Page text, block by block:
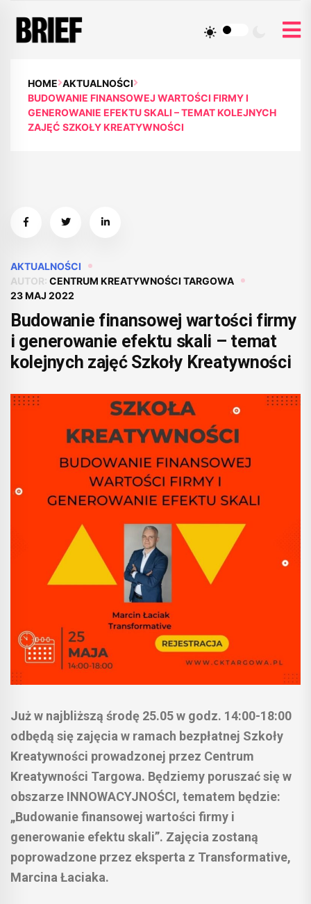
HOME AKTUALNOŚCI
BUDOWANIE FINANSOWEJ WARTOŚCI FIRMY I
GENEROWANIE EFEKTU SKALI – TEMAT KOLEJNYCH
ZAJĘĆ SZKOŁY KREATYWNOŚCI
AKTUALNOŚCI
AUTOR: CENTRUM KREATYWNOŚCI TARGOWA
23 MAJ 2022
Budowanie finansowej wartości firmy
i generowanie efektu skali – temat
kolejnych zajęć Szkoły Kreatywności
Już w najbliższą środę 25.05 w godz. 14:00-18:00
odbędą się zajęcia w ramach bezpłatnej Szkoły
Kreatywności prowadzonej przez Centrum
Kreatywności Targowa. Będziemy poruszać się w
obszarze INNOWACYJNOŚCI, tematem będzie:
„Budowanie finansowej wartości firmy i
generowanie efektu skali”. Zajęcia zostaną
poprowadzone przez eksperta z Transformative,
Marcina Łaciaka.